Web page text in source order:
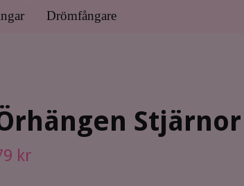
Drömfångare
Stjärnor
kr